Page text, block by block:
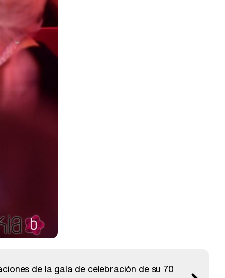
de la gala de celebración de su 70